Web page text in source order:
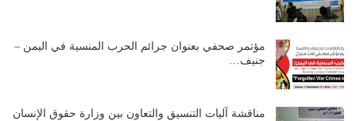
مؤتمر صحفي بعنوان جرائم الحرب المنسية في اليمن –
جنيف…
مناقشة آليات التنسيق والتعاون بين وزارة حقوق الإنسان